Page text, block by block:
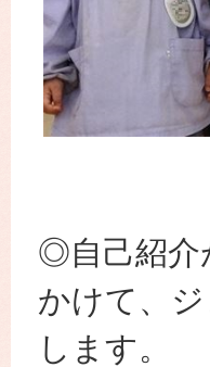
◎自己紹介
かけて、
します。